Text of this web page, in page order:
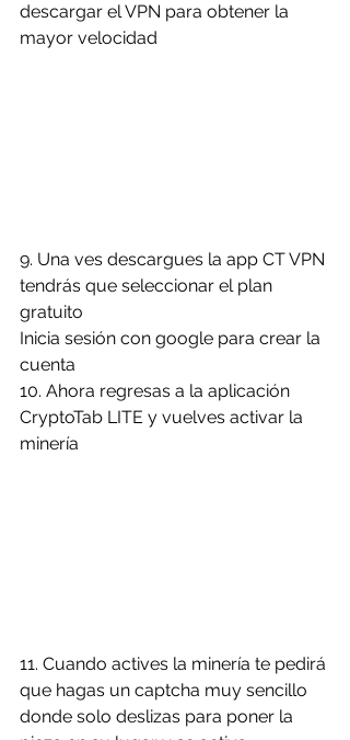
descargar el VPN para obtener la
mayor velocidad
9. Una ves descargues la app CT VPN
tendrás que seleccionar el plan
gratuito
Inicia sesión con google para crear la
cuenta
10. Ahora regresas a la aplicación
CryptoTab LITE y vuelves activar la
minería
11. Cuando actives la minería te pedirá
que hagas un captcha muy sencillo
donde solo deslizas para poner la